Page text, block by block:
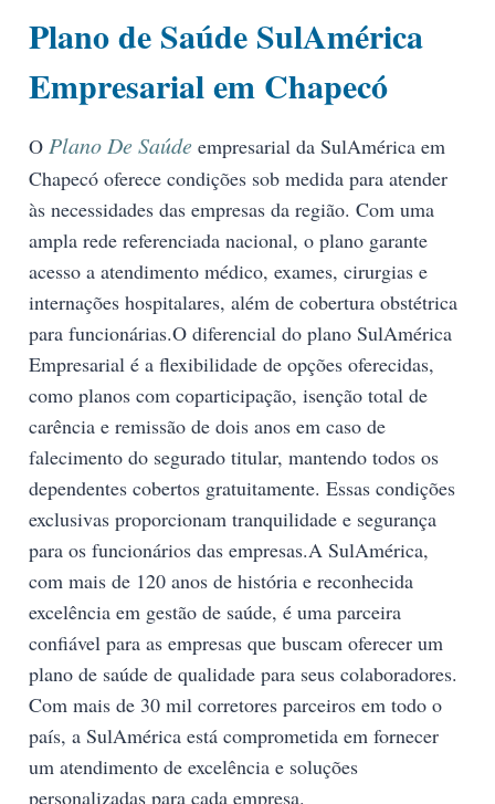
Plano de Saúde SulAmérica
Empresarial em Chapecó
O Plano De Saúde empresarial da SulAmérica em
Chapecó oferece condições sob medida para atender
às necessidades das empresas da região. Com uma
ampla rede referenciada nacional, o plano garante
acesso a atendimento médico, exames, cirurgias e
internações hospitalares, além de cobertura obstétrica
para funcionárias.O diferencial do plano SulAmérica
Empresarial é a flexibilidade de opções oferecidas,
como planos com coparticipação, isenção total de
carência e remissão de dois anos em caso de
falecimento do segurado titular, mantendo todos os
dependentes cobertos gratuitamente. Essas condições
exclusivas proporcionam tranquilidade e segurança
para os funcionários das empresas.A SulAmérica,
com mais de 120 anos de história e reconhecida
excelência em gestão de saúde, é uma parceira
confiável para as empresas que buscam oferecer um
plano de saúde de qualidade para seus colaboradores.
Com mais de 30 mil corretores parceiros em todo o
país, a SulAmérica está comprometida em fornecer
um atendimento de excelência e soluções
personalizadas para cada empresa.